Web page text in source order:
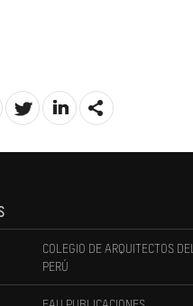
COLEGIO DE ARQUITECTOS
PERÚ